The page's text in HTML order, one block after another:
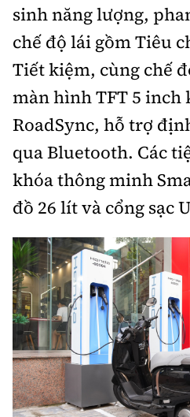
sinh năng lượng,
chế độ lái gồm Tiêu
Tiết kiệm, cùng chế
màn hình TFT 5 inch
RoadSync, hỗ trợ
qua Bluetooth. Các
khóa thông minh
đồ 26 lít và cổng sạc